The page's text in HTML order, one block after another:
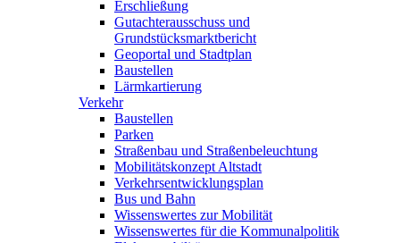
Erschließung
Gutachterausschuss und
Grundstücksmarktbericht
Geoportal und Stadtplan
Baustellen
Lärmkartierung
Verkehr
Baustellen
Parken
Straßenbau und Straßenbeleuchtung
Mobilitätskonzept Altstadt
Verkehrsentwicklungsplan
Bus und Bahn
Wissenswertes zur Mobilität
Wissenswertes für die Kommunalpolitik